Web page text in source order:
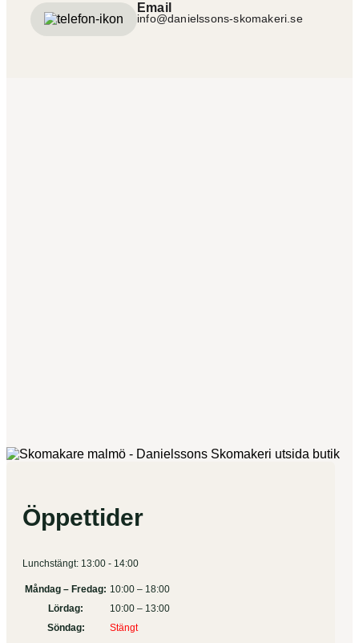
Email
info@danielssons-skomakeri.se
Öppettider
Lunchstängt: 13:00 - 14:00
Måndag – Fredag: 10:00 – 18:00
Lördag:
10:00 – 13:00
Söndag:
Stängt